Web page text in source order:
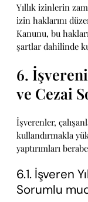
Yıllık izinlerin
izin haklarını
Kanunu, bu
şartlar dahilinde
6.
ve Cezai
İşverenler,
kullandırmakla
yaptırımları
6.1. İşveren
Sorumlu